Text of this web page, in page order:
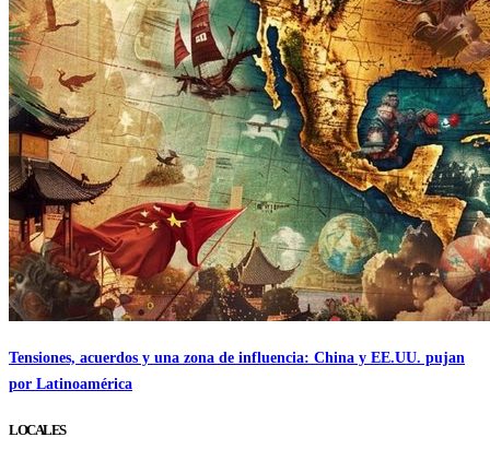
Tensiones, acuerdos y una zona de influencia: China y EE.UU. pujan
por Latinoamérica
LOCALES